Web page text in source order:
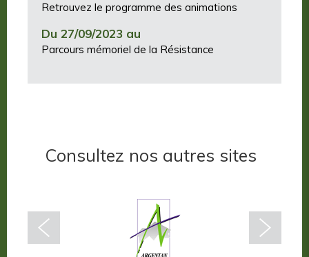
Retrouvez le programme des animations
Du 27/09/2023 au
Parcours mémoriel de la Résistance
Consultez nos autres sites